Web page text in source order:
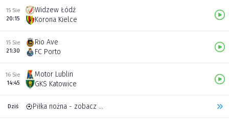
15 Sie
20:15
Widzew Łódź
Korona Kielce
15 Sie
21:30
Rio Ave
FC Porto
16 Sie
14:45
Motor Lublin
GKS Katowice
Dziś Piłka nożna - zobacz inne transmisje